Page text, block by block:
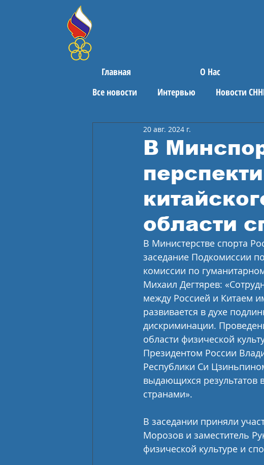
Главная О Нас
Все новости
Интервью Новости
Поздравления Спортивные новости
В
области
20 авг. 2024 г.
В Министерстве спорта
заседание Подкомиссии
комиссии по
Михаил Дегтярев:
между Россией и Китаем
развивается в духе
дискриминации.
области физической
Президентом России
Республики Си
выдающихся
странами».
В заседании приняли
Морозов и заместитель
физической культуре и